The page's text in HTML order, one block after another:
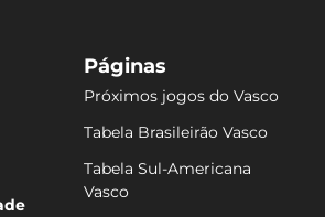
Páginas
Próximos jogos do Vasco
Tabela Brasileirão Vasco
Tabela Sul-Americana
Vasco